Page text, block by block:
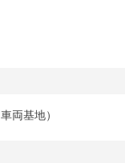
両基地）